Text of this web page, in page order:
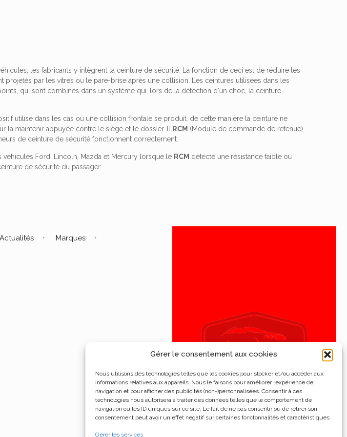
Gérer le consentement aux cookies
Nous utilisons des technologies telles que les cookies pour stocker et/ou accéder aux
informations relatives aux appareils. Nous le faisons pour améliorer l’expérience de
navigation et pour afficher des publicités (non-)personnalisées. Consentir à ces
technologies nous autorisera à traiter des données telles que le comportement de
navigation ou les ID uniques sur ce site. Le fait de ne pas consentir ou de retirer son
consentement peut avoir un effet négatif sur certaines fonctonnalités et caractéristiques.
Gérer les services
les fabricants y intègrent la ceinture de sécurité. La fonction de ceci est de réduire les
projetés par les vitres ou le pare-brise après une collision. Les ceintures utilisées dans les
qui sont combinés dans un système qui, lors de la détection d'un choc, la ceinture
utilisé dans les cas où une collision frontale se produit, de cette manière la ceinture ne
la maintenir appuyée contre le siège et le dossier. Il
RCM (Module de commande de retenue)
de ceinture de sécurité fonctionnent correctement.
véhicules Ford, Lincoln, Mazda et Mercury lorsque le RCM détecte une résistance faible ou
de sécurité du passager.
Actualités Marques